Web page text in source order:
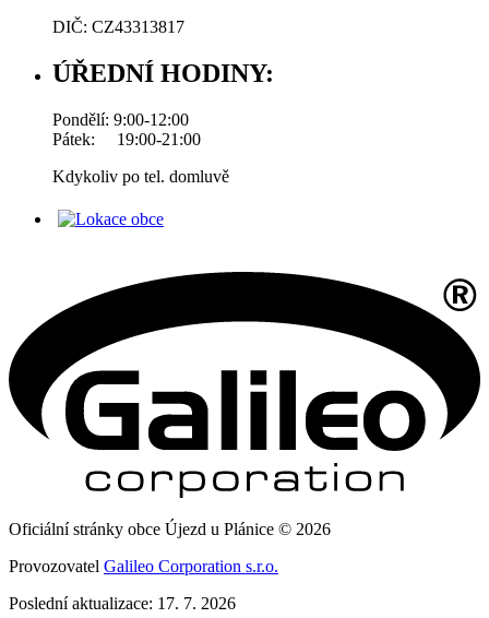
DIČ: CZ43313817
ÚŘEDNÍ HODINY:
Pondělí: 9:00-12:00
Pátek: 19:00-21:00
Kdykoliv po tel. domluvě
Oficiální stránky obce Újezd u Plánice © 2026
Provozovatel Galileo Corporation s.r.o.
Poslední aktualizace: 17. 7. 2026